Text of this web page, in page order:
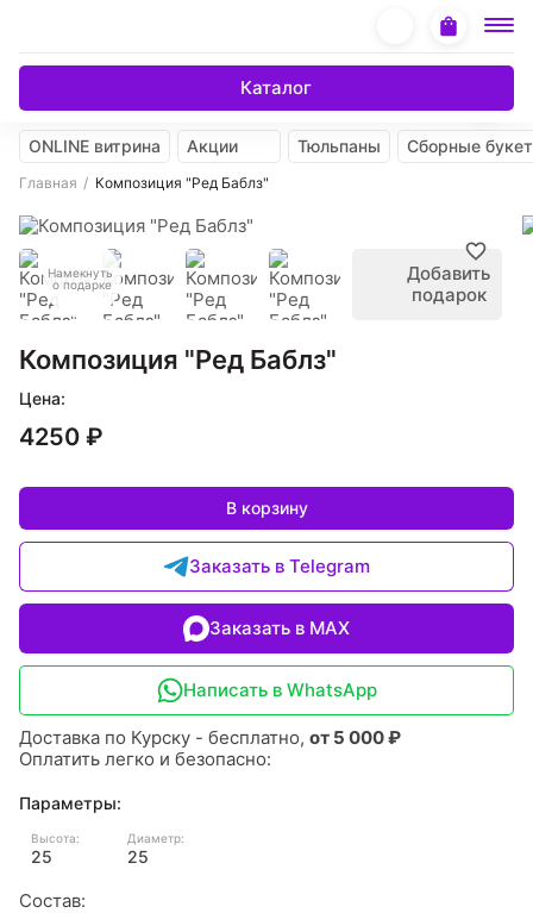
Каталог
ONLINE витрина Акции Тюльпаны Сборные
Главная Композиция "Ред Баблз"
Намекнуть
о подарке
Добавить
подарок
Композиция "Ред Баблз"
Цена:
4250 ₽
В корзину
Заказать в Telegram
Заказать в MAX
Написать в WhatsApp
Доставка по Курску - бесплатно, от 5 000 ₽
Оплатить легко и безопасно:
Параметры:
Высота:
25
Диаметр:
25
Состав: